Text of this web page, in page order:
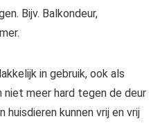
Bijv. Balkondeur,
in gebruik, ook als
niet meer hard tegen de deur
huisdieren kunnen vrij en vrij